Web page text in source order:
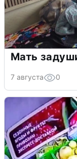
Мать
7 августа 0